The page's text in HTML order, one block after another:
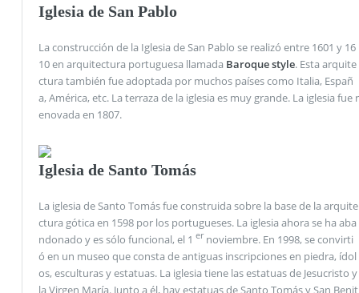
Iglesia de San Pablo
La construcción de la Iglesia de San Pablo se realizó entre 1601 y 16
10 en arquitectura portuguesa llamada Baroque style. Esta arquite
ctura también fue adoptada por muchos países como Italia, Españ
a, América, etc. La terraza de la iglesia es muy grande. La iglesia fue r
enovada en 1807.
Iglesia de Santo Tomás
La iglesia de Santo Tomás fue construida sobre la base de la arquite
ctura gótica en 1598 por los portugueses. La iglesia ahora se ha aba
ndonado y es sólo funcional, el 1 ernoviembre. En 1998, se convirti
ó en un museo que consta de antiguas inscripciones en piedra, ídol
os, esculturas y estatuas. La iglesia tiene las estatuas de Jesucristo y
la Virgen María. Junto a él, hay estatuas de Santo Tomás y San Benit